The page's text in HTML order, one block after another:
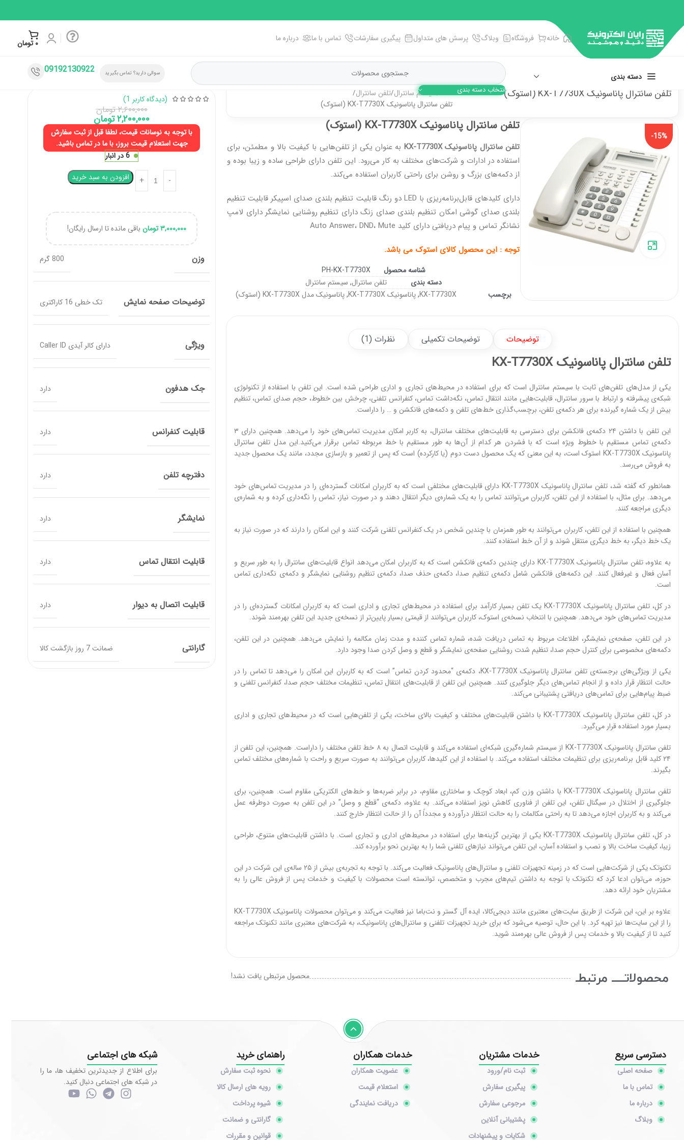
خانه فروشگاه وبلاگ پرسش های متداول پیگیری سفارشات تماس با ما درباره ما ۰ تومان
دسته بندی
تجهیزات اندازه گیری
سوکت و سرسیم زن
فرز و فرچه سیمی
انتخاب دسته بندی
سوالی دارید؟ تماس بگیرید 09192130922
تلفن سانترال پاناسونیک KX-T7730X (استوک) خانه سیستم سانترال تلفن سانترال
تلفن سانترال پاناسونیک KX-T7730X (استوک)
-15%
برای بزرگنمایی کلیک کنید
تلفن سانترال پاناسونیک KX-T7730X (استوک)
تلفن سانترال پاناسونیک KX-T7730X
به عنوان یکی از تلفن‌هایی با کیفیت بالا و مطمئن، برای
استفاده در ادارات و شرکت‌های مختلف به کار می‌رود. این تلفن دارای طراحی ساده و زیبا بوده و
از دکمه‌های بزرگ و روشن برای راحتی کاربران استفاده می‌کند.
دارای کلید‌های قابل‌برنامه‌ریزی با LED دو رنگ قابلیت تنظیم بلندی صدای اسپیکر قابلیت تنظیم
بلندی صدای گوشی امکان تنظیم بلندی صدای زنگ دارای تنظیم روشنایی نمایشگر دارای لامپ
نشانگر تماس و پیام دریافتی دارای کلید Auto Answer، DND، Mute
توجه : این محصول کالای استوک می باشد.
شناسه محصول
PH-KX-T7730X
دسته بندی
تلفن سانترال, سیستم سانترال
برچسب
KX-T7730X
,پاناسونیک KX-T7730X ,پاناسونیک مدل KX-T7730X (استوک)
توضیحات توضیحات تکمیلی نظرات (1)
تلفن سانترال پاناسونیک KX-T7730X
یکی از مدل‌های تلفن‌های ثابت با سیستم سانترال است که برای استفاده در محیط‌های تجاری و اداری طراحی شده است. این تلفن با استفاده از تکنولوژی
شبکه‌ی پیشرفته و ارتباط با سرور سانترال، قابلیت‌هایی مانند انتقال تماس، نگه‌داشت تماس، کنفرانس تلفنی، چرخش بین خطوط، حجم صدای تماس، تنظیم
بیش از یک شماره گیرنده برای هر دکمه‌ی تلفن، برچسب‌گذاری خط‌های تلفن و دکمه‌های فانکشن و … را داراست.
این تلفن با داشتن ۲۴ دکمه‌ی فانکشن برای دسترسی به قابلیت‌های مختلف سانترال، به کاربر امکان مدیریت تماس‌های خود را می‌دهد. همچنین دارای ۳
دکمه‌ی تماس مستقیم با خطوط ویژه است که با فشردن هر کدام از آن‌ها به طور مستقیم با خط مربوطه تماس برقرار می‌کنید.این مدل تلفن سانترال
پاناسونیک KX-T7730X استوک است، به این معنی که یک محصول دست دوم (یا کارکرده) است که پس از تعمیر و بازسازی مجدد، مانند یک محصول جدید
به فروش می‌رسد.
همانطور که گفته شد، تلفن سانترال پاناسونیک KX-T7730X دارای قابلیت‌های مختلفی است که به کاربران امکانات گسترده‌ای را در مدیریت تماس‌های خود
می‌دهد. برای مثال، با استفاده از این تلفن، کاربران می‌توانند تماس را به یک شماره‌ی دیگر انتقال دهند و در صورت نیاز، تماس را نگه‌داری کرده و به شماره‌ی
دیگری مراجعه کنند.
همچنین با استفاده از این تلفن، کاربران می‌توانند به طور همزمان با چندین شخص در یک کنفرانس تلفنی شرکت کنند و این امکان را دارند که در صورت نیاز به
یک خط دیگر، به خط دیگری منتقل شوند و از آن خط استفاده کنند.
به علاوه، تلفن سانترال پاناسونیک KX-T7730X دارای چندین دکمه‌ی فانکشن است که به کاربران امکان می‌دهد انواع قابلیت‌های سانترال را به طور سریع و
آسان فعال و غیرفعال کنند. این دکمه‌های فانکشن شامل دکمه‌ی تنظیم صدا، دکمه‌ی حذف صدا، دکمه‌ی تنظیم روشنایی نمایشگر و دکمه‌ی نگه‌داری تماس
است.
در کل، تلفن سانترال پاناسونیک KX-T7730X یک تلفن بسیار کارآمد برای استفاده در محیط‌های تجاری و اداری است که به کاربران امکانات گسترده‌ای را در
مدیریت تماس‌های خود می‌دهد. همچنین با انتخاب نسخه‌ی استوک، کاربران می‌توانند از قیمتی بسیار پایین‌تر از نسخه‌ی جدید این تلفن بهره‌مند شوند.
در این تلفن، صفحه‌ی نمایشگر، اطلاعات مربوط به تماس دریافت شده، شماره تماس کننده و مدت زمان مکالمه را نمایش می‌دهد. همچنین در این تلفن،
دکمه‌های مخصوصی برای کنترل حجم صدا، تنظیم شدت روشنایی صفحه‌ی نمایشگر و قطع و وصل کردن صدا وجود دارد.
یکی از ویژگی‌های برجسته‌ی تلفن سانترال پاناسونیک KX-T7730X، دکمه‌ی “محدود کردن تماس” است که به کاربران این امکان را می‌دهد تا تماس را در
حالت انتظار قرار داده و از انجام تماس‌های دیگر جلوگیری کنند. همچنین این تلفن از قابلیت‌های انتقال تماس، تنظیمات مختلف حجم صدا، کنفرانس تلفنی و
ضبط پیام‌هایی برای تماس‌های دریافتی پشتیبانی می‌کند.
در کل، تلفن سانترال پاناسونیک KX-T7730X با داشتن قابلیت‌های مختلف و کیفیت بالای ساخت، یکی از تلفن‌هایی است که در محیط‌های تجاری و اداری
بسیار مورد استفاده قرار می‌گیرد.
تلفن سانترال پاناسونیک KX-T7730X از سیستم شماره‌گیری شبکه‌ای استفاده می‌کند و قابلیت اتصال به ۸ خط تلفن مختلف را داراست. همچنین، این تلفن از
۲۴ کلید قابل برنامه‌ریزی برای تنظیمات مختلف استفاده می‌کند. با استفاده از این کلیدها، کاربران می‌توانند به صورت سریع و راحت با شماره‌های مختلف تماس
بگیرند.
تلفن سانترال پاناسونیک KX-T7730X با داشتن وزن کم، ابعاد کوچک و ساختاری مقاوم، در برابر ضربه‌ها و خط‌های الکتریکی مقاوم است. همچنین، برای
جلوگیری از اختلال در سیگنال تلفن، این تلفن از فناوری کاهش نویز استفاده می‌کند. به علاوه، دکمه‌ی “قطع و وصل” در این تلفن به صورت دوطرفه عمل
می‌کند و به کاربران اجازه می‌دهد تا به راحتی مکالمات را به حالت انتظار درآورده و مجدداً آن را از حالت انتظار خارج کنند.
در کل، تلفن سانترال پاناسونیک KX-T7730X یکی از بهترین گزینه‌ها برای استفاده در محیط‌های اداری و تجاری است. با داشتن قابلیت‌های متنوع، طراحی
زیبا، کیفیت ساخت بالا و نصب و استفاده آسان، این تلفن می‌تواند نیازهای تلفنی شما را به بهترین نحو برآورده کند.
تکنوتک یکی از شرکت‌هایی است که در زمینه تجهیزات تلفنی و سانترال‌های پاناسونیک فعالیت می‌کند. با توجه به تجربه‌ی بیش از ۲۵ ساله‌ی این شرکت در این
حوزه، می‌توان ادعا کرد که تکنوتک با توجه به داشتن تیم‌های مجرب و متخصص، توانسته است محصولات با کیفیت و خدمات پس از فروش عالی را به
مشتریان خود ارائه دهد.
علاوه بر این، این شرکت از طریق سایت‌های معتبری مانند دیجی‌کالا، ایده آل گستر و نت‌باما نیز فعالیت می‌کند و می‌توان محصولات پاناسونیک KX-T7730X
را از این سایت‌ها نیز تهیه کرد. با این حال، توصیه می‌شود که برای خرید تجهیزات تلفنی و سانترال‌های پاناسونیک، به شرکت‌های معتبری مانند تکنوتک مراجعه
کنید تا از کیفیت بالا و خدمات پس از فروش عالی بهره‌مند شوید.
محصولاتـــــ مرتبطـ محصول مرتبطی یافت نشد!
(دیدگاه کاربر 1
)
۲,۶۰۰,۰۰۰ تومان
۲,۲۰۰,۰۰۰تومان
با توجه به نوسانات قیمت، لطفا قبل از ثبت سفارش
جهت استعلام قیمت بروز، با ما در تماس باشید.
6 در انبار
افزودن به سبد خرید
۳,۰۰۰,۰۰۰تومان باقی مانده تا ارسال رایگان!
وزن 800 گرم
توضیحات صفحه نمایش تک خطی 16 کاراکتری
ویژگی دارای کالر آیدی Caller ID
جک هدفون دارد
قابلیت کنفرانس دارد
دفترچه تلفن دارد
نمایشگر دارد
قابلیت انتقال تماس دارد
قابلیت اتصال به دیوار دارد
گارانتی ضمانت 7 روز بازگشت کالا
دسترسی سریع
صفحه اصلی
تماس با ما
درباره ما
وبلاگ
خدمات مشتریان
ثبت نام/ورود
پیگیری سفارش
مرجوعی سفارش
پشتیبانی آنلاین
شکایات و پیشنهادات
خدمات همکاران
عضویت همکاران
استعلام قیمت
دریافت نمایندگی
راهنمای خرید
نحوه ثبت سفارش
رویه های ارسال کالا
شیوه پرداخت
گارانتی و ضمانت
قوانین و مقررات
شبکه های اجتماعی
برای اطلاع از جدیدترین تخفیف ها، ما را
در شبکه های اجتماعی دنبال کنید.